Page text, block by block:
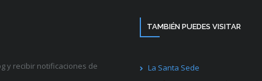
y recibir notificaciones de
TAMBIÉN PUEDES VISITAR
La Santa Sede